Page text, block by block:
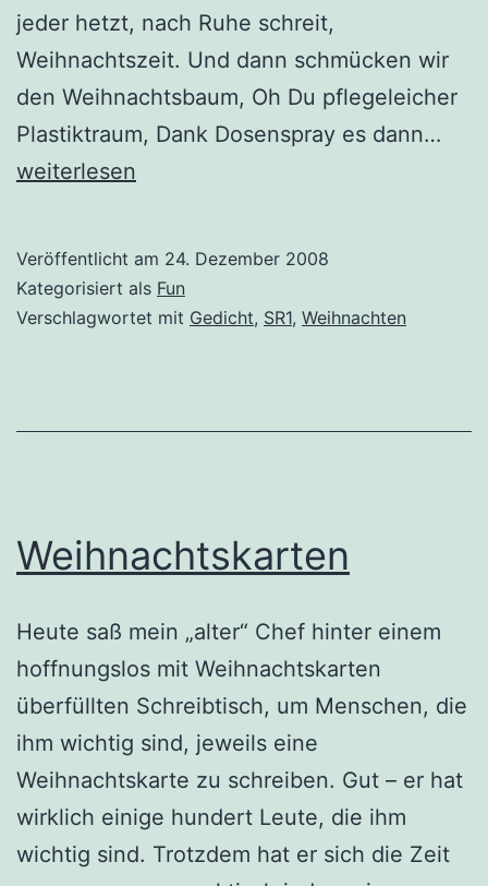
jeder hetzt, nach Ruhe schreit,
Weihnachtszeit. Und dann schmücken wir
den Weihnachtsbaum, Oh Du pflegeleicher
Plastiktraum, Dank Dosenspray es dann…
weiterlesen
Veröffentlicht am 24. Dezember 2008
Kategorisiert als Fun
Verschlagwortet mit Gedicht, SR1, Weihnachten
Weihnachtskarten
Heute saß mein „alter“ Chef hinter einem
hoffnungslos mit Weihnachtskarten
überfüllten Schreibtisch, um Menschen, die
ihm wichtig sind, jeweils eine
Weihnachtskarte zu schreiben. Gut – er hat
wirklich einige hundert Leute, die ihm
wichtig sind. Trotzdem hat er sich die Zeit